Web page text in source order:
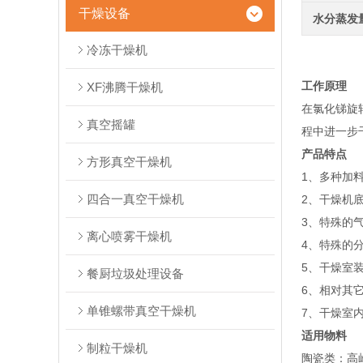
干燥设备
冷冻干燥机
XF沸腾干燥机
真空摇罐
方形真空干燥机
四合一真空干燥机
离心喷雾干燥机
餐厨垃圾处理设备
单锥螺带真空干燥机
制粒干燥机
水分蒸发
工作原理
在氯化锑旋
程中进一步
产品特点
1、多种加
2、干燥机
3、特殊的
4、特殊的
5、干燥室
6、相对其
7、干燥室
适用物料
陶瓷类：高